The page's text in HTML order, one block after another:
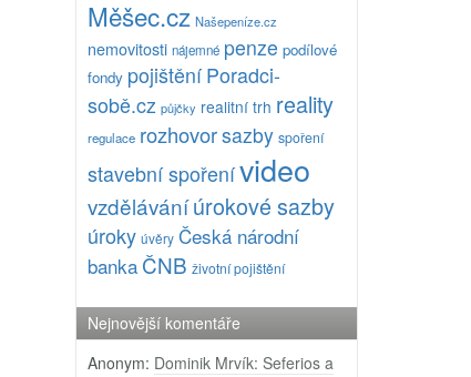
Měšec.cz Našepeníze.cz
nemovitosti nájemné penze podílové
fondy pojištění Poradci-
sobě.cz půjčky realitní trh reality
regulace rozhovorsazby spoření
stavební spořenívideo
vzdělávání úrokové sazby
úroky úvěry Česká národní
banka ČNB životní pojištění
Nejnovější komentáře
Anonym: Dominik Mrvík: Seferios a